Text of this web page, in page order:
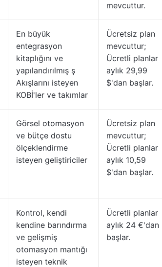
mevcuttur.
En büyük
entegrasyon
kitaplığını ve
yapılandırılmış ş
Akışlarını isteyen
KOBİ'ler ve takımlar
Ücretsiz plan
mevcuttur;
Ücretli planlar
aylık 29,99
$'dan başlar.
Görsel otomasyon
ve bütçe dostu
ölçeklendirme
isteyen geliştiriciler
Ücretsiz plan
mevcuttur;
Ücretli planlar
aylık 10,59
$'dan başlar.
Kontrol, kendi
kendine barındırma
ve gelişmiş
otomasyon mantığı
isteyen teknik
Ücretli planlar
aylık 24 €'dan
başlar.